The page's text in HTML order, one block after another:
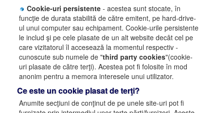
Cookie-uri persistente - acestea sunt stocate, în
funcţie de durata stabilită de către emitent, pe hard-drive-
ul unui computer sau echipament. Cookie-urile persistente
le includ şi pe cele plasate de un alt website decât cel pe
care vizitatorul îl accesează la momentul respectiv -
cunoscute sub numele de "third party cookies"(cookie-
uri plasate de către terţi). Acestea pot fi folosite în mod
anonim pentru a memora interesele unui utilizator.
Ce este un cookie plasat de terţi?
Anumite secţiuni de conţinut de pe unele site-uri pot fi